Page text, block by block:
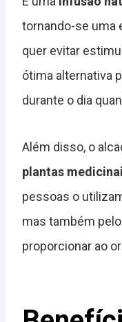
tornando-se uma
quer evitar
ótima alternativa
durante o dia
Além disso, o
plantas
pessoas o
mas também
proporcionar ao